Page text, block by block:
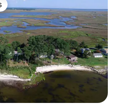
plus appréciés